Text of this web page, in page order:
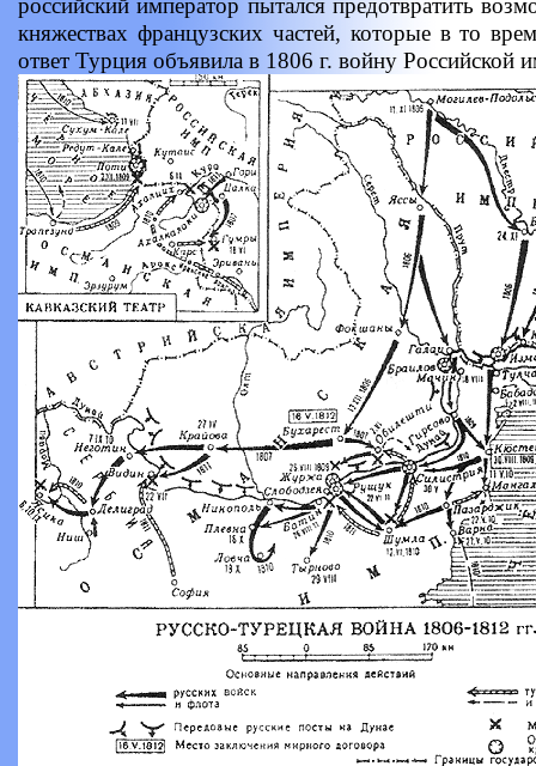
российский император пытался предотвратить
княжествах французских частей, которые в то
ответ Турция объявила в 1806 г. войну Российской